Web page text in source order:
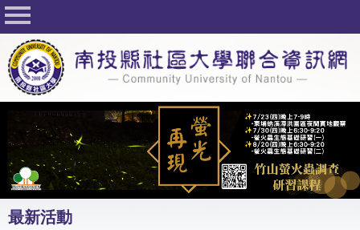
回首頁
關於社大
公佈欄
行事曆
最新活動
活動花絮
課程一覽表
最新活動